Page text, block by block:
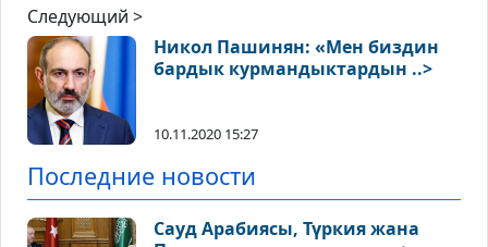
Следующий >
Никол Пашинян: «Мен биздин
бардык курмандыктардын ..>
10.11.2020 15:27
Последние новости
Сауд Арабиясы, Түркия жана